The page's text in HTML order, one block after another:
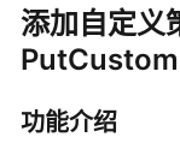
动
态
品
添加自定义
功能介绍